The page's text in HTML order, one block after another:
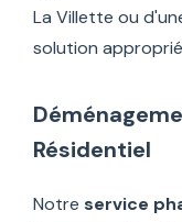
La Villette ou
solution
Résidentiel
Notre service